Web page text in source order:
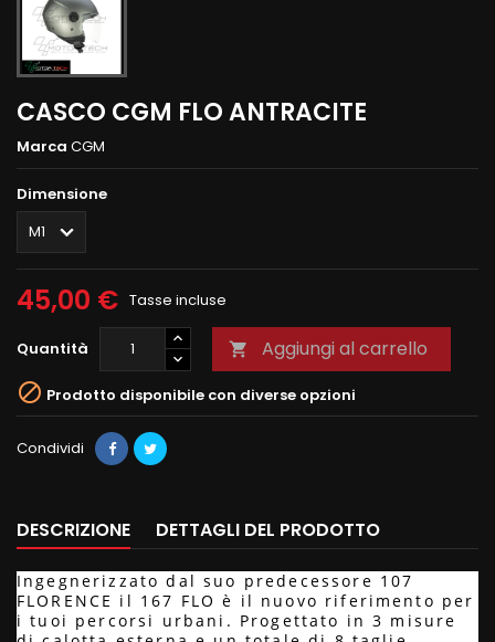
CASCO CGM FLO ANTRACITE
Marca CGM
Dimensione
45,00 € Tasse incluse
Quantità  Aggiungi al carrello
 Prodotto disponibile con diverse opzioni
Condividi
DESCRIZIONE DETTAGLI DEL PRODOTTO
Ingegnerizzato dal suo predecessore 107
FLORENCE il 167 FLO è il nuovo riferimento per
i tuoi percorsi urbani. Progettato in 3 misure